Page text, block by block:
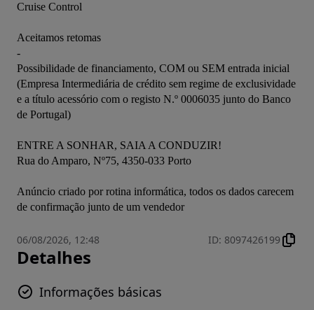
Cruise Control
Aceitamos retomas
-
Possibilidade de financiamento, COM ou SEM entrada inicial
(Empresa Intermediária de crédito sem regime de exclusividade
e a título acessório com o registo N.º 0006035 junto do Banco
de Portugal)
ENTRE A SONHAR, SAIA A CONDUZIR!
Rua do Amparo, Nº75, 4350-033 Porto
Anúncio criado por rotina informática, todos os dados carecem
de confirmação junto de um vendedor
06/08/2026, 12:48 ID: 8097426199
Detalhes
Informações básicas